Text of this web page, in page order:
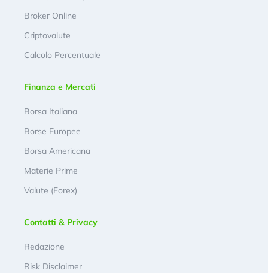
Broker Online
Criptovalute
Calcolo Percentuale
Finanza e Mercati
Borsa Italiana
Borse Europee
Borsa Americana
Materie Prime
Valute (Forex)
Contatti & Privacy
Redazione
Risk Disclaimer